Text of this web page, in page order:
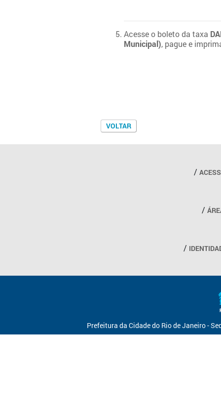
Acesse o boleto da taxa
Municipal), pague e
Prefeitura da Cidade do Rio de Janeiro -